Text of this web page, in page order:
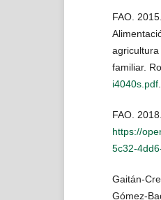
FAO.
familiar.
i4040s.pdf.
FAO.
https://
5c32-
Gaitán-
Gómez-